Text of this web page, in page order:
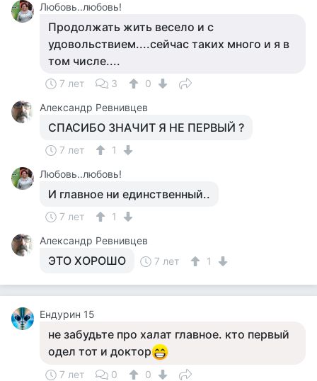
Любовь..любовь!
Продолжать жить весело и с
удовольствием....сейчас таких много и я в
том числе....
7 лет 3
0
Александр Ревнивцев
СПАСИБО ЗНАЧИТ Я НЕ ПЕРВЫЙ ?
7 лет
1
Любовь..любовь!
И главное ни единственный..
7 лет
1
Александр Ревнивцев
ЭТО ХОРОШО 7 лет 1
Ендурин 15
не забудьте про халат главное. кто первый
одел тот и доктор
7 лет 0 0